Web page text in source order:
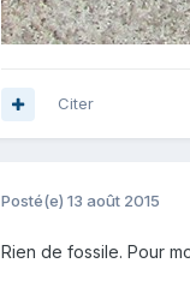
Citer
Posté(e) 13 août 2015
Rien de fossile. Pour